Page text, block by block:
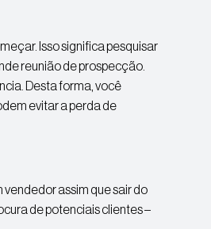
Isso significa pesquisar
reunião de prospecção.
Desta forma, você
evitar a perda de
vendedor assim que sair do
de potenciais clientes –